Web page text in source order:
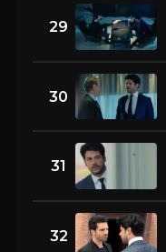
29
30
31
32